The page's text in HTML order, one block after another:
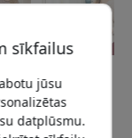
sīkfailus
jūsu
datplūsmu.